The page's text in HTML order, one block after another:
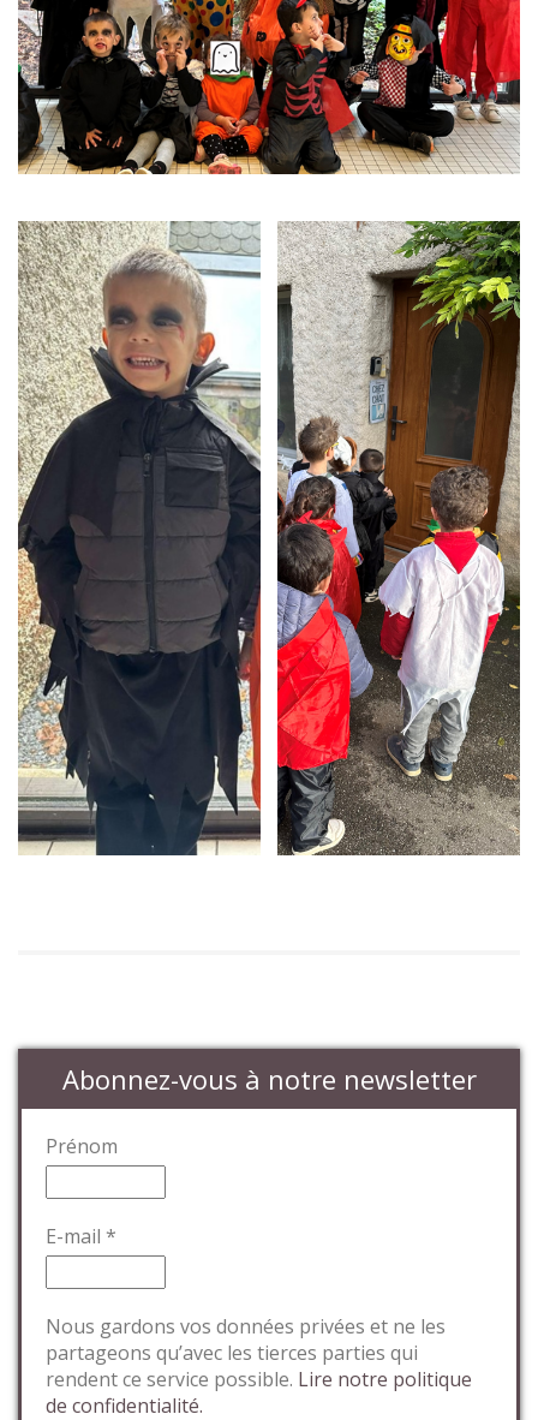
Abonnez-vous à notre newsletter
Prénom
E-mail *
Nous gardons vos données privées et ne les
partageons qu’avec les tierces parties qui
rendent ce service possible. Lire notre politique
de confidentialité.